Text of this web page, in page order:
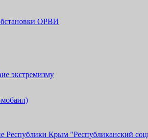
ОРВИ
экстремизму
Республики Крым "Республиканский